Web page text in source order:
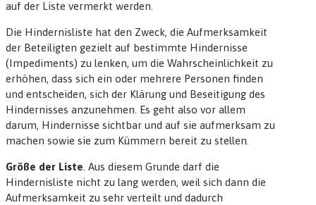
auf der Liste vermerkt werden.
Die Hindernisliste hat den Zweck, die Aufmerksamkeit
der Beteiligten gezielt auf bestimmte Hindernisse
(Impediments) zu lenken, um die Wahrscheinlichkeit zu
erhöhen, dass sich ein oder mehrere Personen finden
und entscheiden, sich der Klärung und Beseitigung des
Hindernisses anzunehmen. Es geht also vor allem
darum, Hindernisse sichtbar und auf sie aufmerksam zu
machen sowie sie zum Kümmern bereit zu stellen.
Größe der Liste Aus diesem Grunde darf die
Hindernisliste nicht zu lang werden, weil sich dann die
Aufmerksamkeit zu sehr verteilt und dadurch